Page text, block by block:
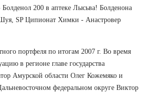
Болденол 200 в аптеке Лысьва! Болденона
SP Ципионат Химки - Анастровер
портфеля по итогам 2007 г. Во время
в регионе главе государства
Амурской области Олег Кожемяко и
федеральном округе Виктор